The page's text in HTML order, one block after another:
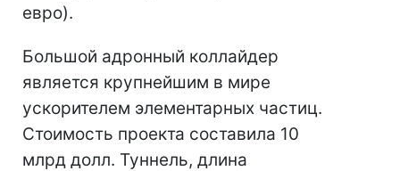
евро).
Большой адронный коллайдер
является крупнейшим в мире
ускорителем элементарных частиц.
Стоимость проекта составила 10
млрд долл. Туннель, длина